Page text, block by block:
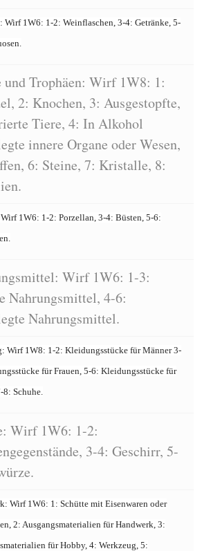
Wirf 1W6: 1-2: Weinflaschen, 3-4: Getränke, 5-
und Trophäen: Wirf 1W8: 1:
2: Knochen, 3: Ausgestopfte,
Tiere, 4: In Alkohol
innere Organe oder Wesen,
6: Steine, 7: Kristalle, 8:
1W6: 1-2: Porzellan, 3-4: Büsten, 5-6:
Wirf 1W6: 1-3:
Nahrungsmittel, 4-6:
Nahrungsmittel.
Wirf 1W8: 1-2: Kleidungsstücke für Männer 3-
für Frauen, 5-6: Kleidungsstücke für
Schuhe.
Wirf 1W6: 1-2:
3-4: Geschirr, 5-
Wirf 1W6: 1: Schütte mit Eisenwaren oder
2: Ausgangsmaterialien für Handwerk, 3:
für Hobby, 4: Werkzeug, 5: